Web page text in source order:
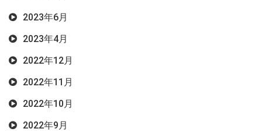
2023年6月
2023年4月
2022年12月
2022年11月
2022年10月
2022年9月